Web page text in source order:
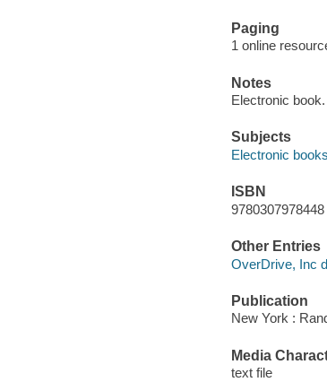
Paging
1 online
Notes
Electronic book.
Subjects
Electronic books
ISBN
Other Entries
OverDrive, Inc
Publication
New York :
Media
text file